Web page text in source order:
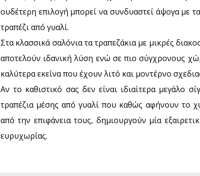
ουδέτερη επιλογή μπορεί να συνδυαστεί άψογα με
τραπέζι από γυαλί.
Στα κλασσικά σαλόνια τα τραπεζάκια με μικρές
αποτελούν ιδανική λύση ενώ σε πιο σύγχρονους
καλύτερα εκείνα που έχουν λιτό και μοντέρνο
Αν το καθιστικό σας δεν είναι ιδιαίτερα μεγάλο
τραπέζια μέσης από γυαλί που καθώς αφήνουν το
από την επιφάνεια τους, δημιουργούν μία
ευρυχωρίας.